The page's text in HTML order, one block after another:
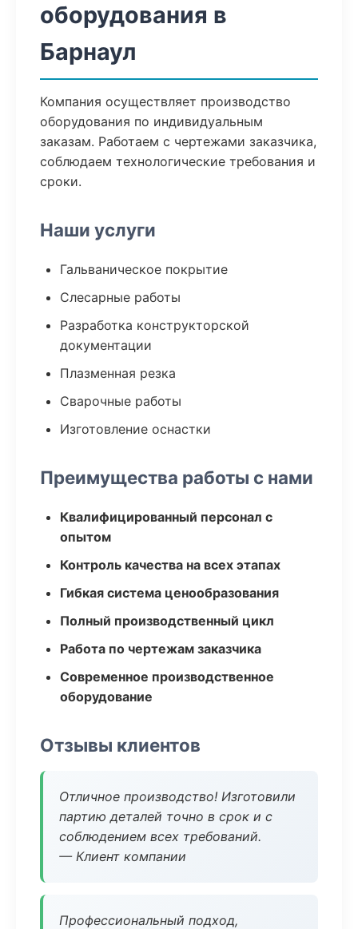
оборудования в
Барнаул
Компания осуществляет производство
оборудования по индивидуальным
заказам. Работаем с чертежами заказчика,
соблюдаем технологические требования и
сроки.
Наши услуги
Гальваническое покрытие
Слесарные работы
Разработка конструкторской
документации
Плазменная резка
Сварочные работы
Изготовление оснастки
Преимущества работы с нами
Квалифицированный персонал с
опытом
Контроль качества на всех этапах
Гибкая система ценообразования
Полный производственный цикл
Работа по чертежам заказчика
Современное производственное
оборудование
Отзывы клиентов
Отличное производство! Изготовили
партию деталей точно в срок и с
соблюдением всех требований.
— Клиент компании
Профессиональный подход,